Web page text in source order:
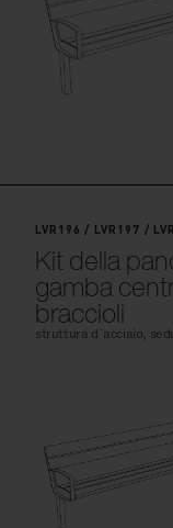
LVR196 / LVR197 /
Kit della
gamba
braccioli
struttura d´acciaio,